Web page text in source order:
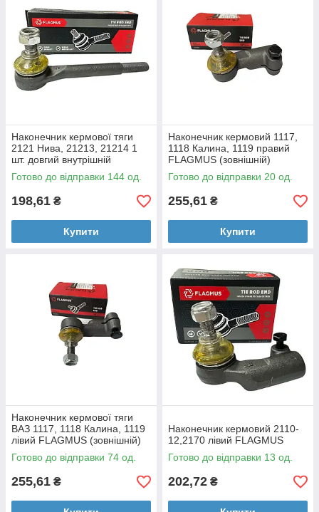
Наконечник кермової тяги
2121 Нива, 21213, 21214 1
шт. довгий внутрішній
FLAGMUS
Готово до відправки 144 од.
198,61 ₴
Купити
Наконечник кермовий 1117,
1118 Калина, 1119 правий
FLAGMUS (зовнішній)
Готово до відправки 20 од.
255,61 ₴
Купити
Наконечник кермової тяги
ВАЗ 1117, 1118 Калина, 1119
лівий FLAGMUS (зовнішній)
Готово до відправки 74 од.
255,61 ₴
Наконечник кермовий 2110-
12,2170 лівий FLAGMUS
Готово до відправки 13 од.
202,72 ₴